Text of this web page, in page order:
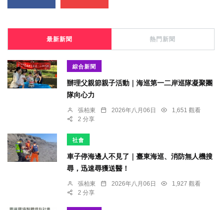
最新新聞 熱門新聞
綜合新聞
辦理父親節親子活動｜海巡第一二岸巡隊凝聚團
隊向心力
張柏東 2026年八月06日
1,651 觀看
2 分享
社會
車子停海邊人不見了｜臺東海巡、消防無人機搜
尋，迅速尋獲送醫！
張柏東 2026年八月06日
1,927 觀看
2 分享